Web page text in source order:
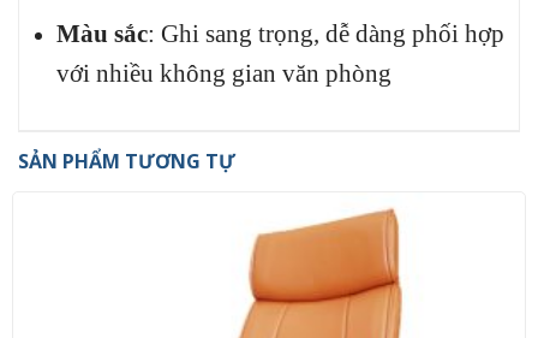
Màu sắc: Ghi sang trọng, dễ dàng phối hợp
với nhiều không gian văn phòng
SẢN PHẨM TƯƠNG TỰ